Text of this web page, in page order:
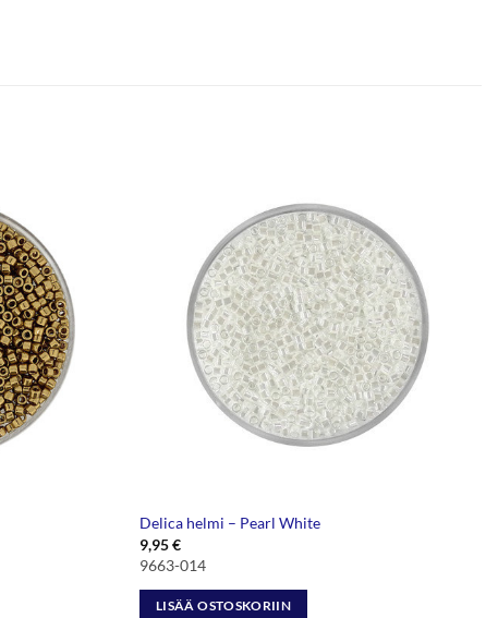
Delica helmi – Pearl White
9,95€
9663-014
LISÄÄ OSTOSKORIIN